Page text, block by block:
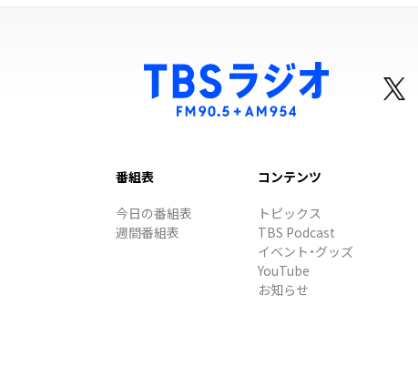
番組表
今日の番組表
週間番組表
コンテンツ
トピックス
TBS Podcast
イベント・グッズ
YouTube
お知らせ